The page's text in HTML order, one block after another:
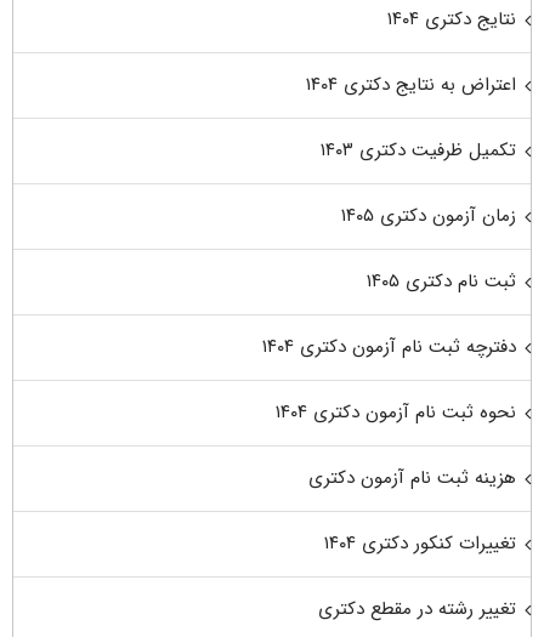
نتایج دکتری ۱۴۰۴
اعتراض به نتایج دکتری ۱۴۰۴
تکمیل ظرفیت دکتری ۱۴۰۳
زمان آزمون دکتری ۱۴۰۵
ثبت نام دکتری ۱۴۰۵
دفترچه ثبت نام آزمون دکتری ۱۴۰۴
نحوه ثبت نام آزمون دکتری ۱۴۰۴
هزینه ثبت نام آزمون دکتری
تغییرات کنکور دکتری ۱۴۰۴
تغییر رشته در مقطع دکتری